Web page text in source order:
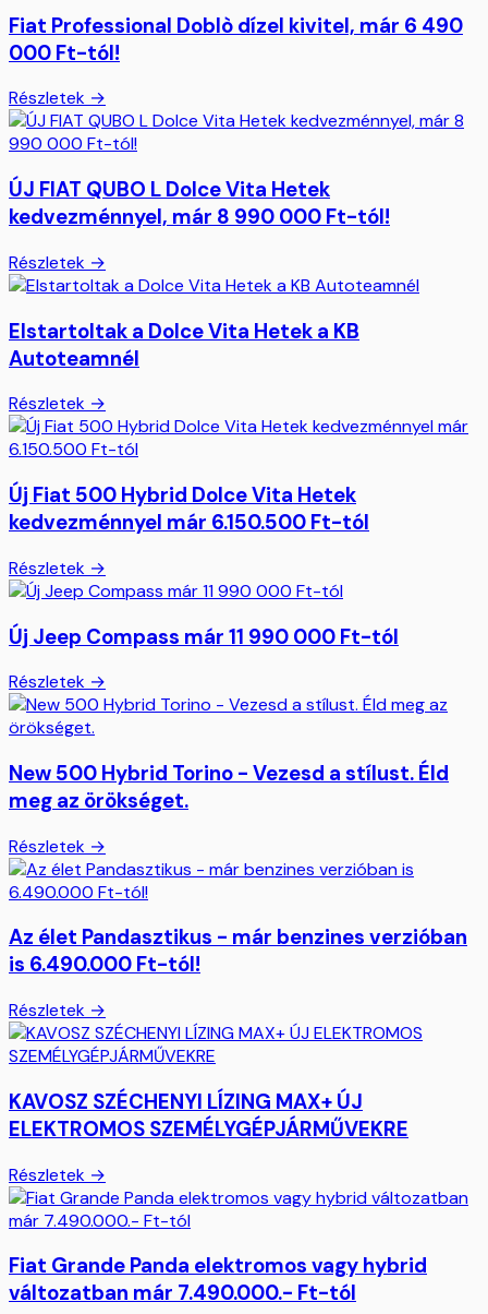
Fiat Professional Doblò dízel kivitel, már 6 490
000 Ft-tól!
Részletek →
ÚJ FIAT QUBO L Dolce Vita Hetek
kedvezménnyel, már 8 990 000 Ft-tól!
Részletek →
Elstartoltak a Dolce Vita Hetek a KB
Autoteamnél
Részletek →
Új Fiat 500 Hybrid Dolce Vita Hetek
kedvezménnyel már 6.150.500 Ft-tól
Részletek →
Új Jeep Compass már 11 990 000 Ft-tól
Részletek →
New 500 Hybrid Torino - Vezesd a stílust. Éld
meg az örökséget.
Részletek →
Az élet Pandasztikus - már benzines verzióban
is 6.490.000 Ft-tól!
Részletek →
KAVOSZ SZÉCHENYI LÍZING MAX+ ÚJ
ELEKTROMOS SZEMÉLYGÉPJÁRMŰVEKRE
Részletek →
Fiat Grande Panda elektromos vagy hybrid
változatban már 7.490.000.- Ft-tól